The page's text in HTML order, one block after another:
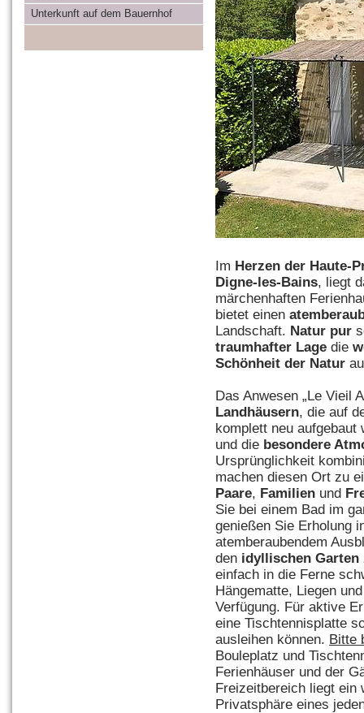
Unterkunft auf dem Bauernhof
Im Herzen der Haute-
Digne-les-Bains, liegt
märchenhaften
bietet einen
Landschaft. Natur pur
traumhafter Lage die
Schönheit der Natur
Das Anwesen „Le Vieil
Landhäusern, die auf
komplett neu
und die besondere
Ursprünglichkeit
machen diesen Ort zu
Paare, Familien und
Sie bei einem Bad im
genießen Sie Erholung
atemberaubendem
den idyllischen Garten
einfach in die Ferne
Hängematte, Liegen
Verfügung. Für aktive
eine Tischtennisplatte
ausleihen können. Bitte
Bouleplatz und
Ferienhäuser und der
Freizeitbereich liegt ein
Privatsphäre eines